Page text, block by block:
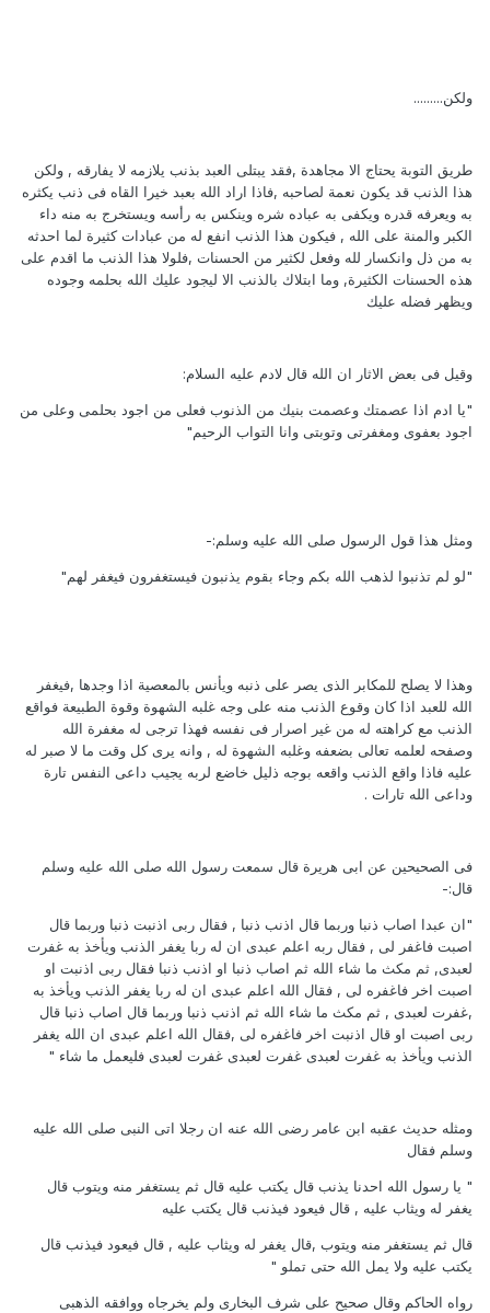
ولكن.........
طريق التوبة يحتاج الا مجاهدة ,فقد يبتلى العبد بذنب يلازمه لا يفارقه , ولكن
هذا الذنب قد يكون نعمة لصاحبه ,فاذا اراد الله بعبد خيرا القاه فى ذنب يكثره
به ويعرفه قدره ويكفى به عباده شره وينكس به رأسه ويستخرج به منه داء
الكبر والمنة على الله , فيكون هذا الذنب انفع له من عبادات كثيرة لما احدثه
به من ذل وانكسار لله وفعل لكثير من الحسنات ,فلولا هذا الذنب ما اقدم على
هذه الحسنات الكثيرة, وما ابتلاك بالذنب الا ليجود عليك الله بحلمه وجوده
ويظهر فضله عليك
وقيل فى بعض الاثار ان الله قال لادم عليه السلام:
"يا ادم اذا عصمتك وعصمت بنيك من الذنوب فعلى من اجود بحلمى وعلى من
اجود بعفوى ومغفرتى وتوبتى وانا التواب الرحيم"
ومثل هذا قول الرسول صلى الله عليه وسلم:-
"لو لم تذنبوا لذهب الله بكم وجاء بقوم يذنبون فيستغفرون فيغفر لهم"
وهذا لا يصلح للمكابر الذى يصر على ذنبه ويأنس بالمعصية اذا وجدها ,فيغفر
الله للعبد اذا كان وقوع الذنب منه على وجه غلبه الشهوة وقوة الطبيعة فواقع
الذنب مع كراهته له من غير اصرار فى نفسه فهذا ترجى له مغفرة الله
وصفحه لعلمه تعالى بضعفه وغلبه الشهوة له , وانه يرى كل وقت ما لا صبر له
عليه فاذا واقع الذنب واقعه بوجه ذليل خاضع لربه يجيب داعى النفس تارة
وداعى الله تارات .
فى الصحيحين عن ابى هريرة قال سمعت رسول الله صلى الله عليه وسلم
قال:-
"ان عبدا اصاب ذنبا وربما قال اذنب ذنبا , فقال ربى اذنبت ذنبا وربما قال
اصبت فاغفر لى , فقال ربه اعلم عبدى ان له ربا يغفر الذنب ويأخذ به غفرت
لعبدى, ثم مكث ما شاء الله ثم اصاب ذنبا او اذنب ذنبا فقال ربى اذنبت او
اصبت اخر فاغفره لى , فقال الله اعلم عبدى ان له ربا يغفر الذنب ويأخذ به
,غفرت لعبدى , ثم مكث ما شاء الله ثم اذنب ذنبا وربما قال اصاب ذنبا قال
ربى اصبت او قال اذنبت اخر فاغفره لى ,فقال الله اعلم عبدى ان الله يغفر
الذنب ويأخذ به غفرت لعبدى غفرت لعبدى غفرت لعبدى فليعمل ما شاء "
ومثله حديث عقبه ابن عامر رضى الله عنه ان رجلا اتى النبى صلى الله عليه
وسلم فقال
" يا رسول الله احدنا يذنب قال يكتب عليه قال ثم يستغفر منه ويتوب قال
يغفر له ويثاب عليه , قال فيعود فيذنب قال يكتب عليه
قال ثم يستغفر منه ويتوب ,قال يغفر له ويثاب عليه , قال فيعود فيذنب قال
يكتب عليه ولا يمل الله حتى تملو "
رواه الحاكم وقال صحيح على شرف البخارى ولم يخرجاه ووافقه الذهبى